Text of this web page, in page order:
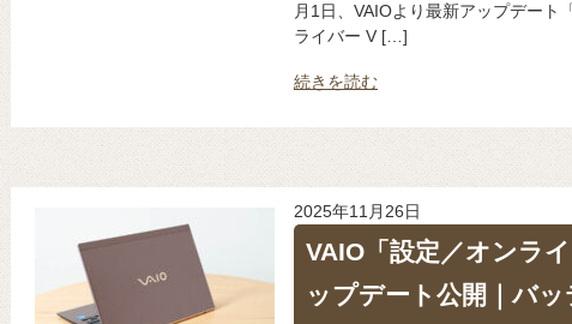
月1日、VAIOより最新アップデート
ライバー V […]
続きを読む
2025年11月26日
VAIO「設定／オンラ
ップデート公開｜バ